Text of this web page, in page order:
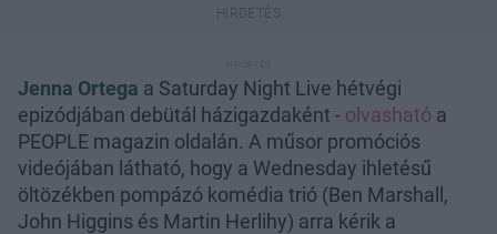
Jenna Ortega a Saturday Night Live hétvégi
epizódjában debütál házigazdaként - olvasható a
PEOPLE magazin oldalán. A műsor promóciós
videójában látható, hogy a Wednesday ihletésű
öltözékben pompázó komédia trió (Ben Marshall,
John Higgins és Martin Herlihy) arra kérik a